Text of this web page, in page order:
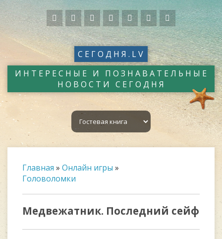
СЕГОДНЯ.LV
ИНТЕРЕСНЫЕ И ПОЗНАВАТЕЛЬНЫЕ
НОВОСТИ СЕГОДНЯ
Главная » Онлайн игры »
Головоломки
Медвежатник. Последний сейф